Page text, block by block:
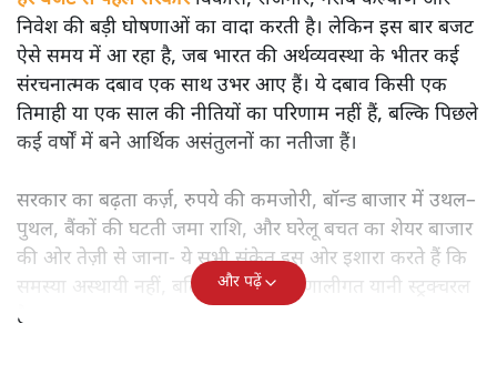
निवेश की बड़ी घोषणाओं का वादा करती है। लेकिन इस बार बजट
ऐसे समय में आ रहा है, जब भारत की अर्थव्यवस्था के भीतर कई
संरचनात्मक दबाव एक साथ उभर आए हैं। ये दबाव किसी एक
तिमाही या एक साल की नीतियों का परिणाम नहीं हैं, बल्कि पिछले
कई वर्षों में बने आर्थिक असंतुलनों का नतीजा हैं।
सरकार का बढ़ता कर्ज़, रुपये की कमजोरी, बॉन्ड बाजार में उथल–
पुथल, बैंकों की घटती जमा राशि, और घरेलू बचत का शेयर बाजार
की ओर तेज़ी से जाना- ये सभी संकेत इस ओर इशारा करते हैं कि
समस्या अस्थायी नहीं, बल्कि गहरी और प्रणालीगत यानी स्ट्रक्चरल
है।
और पढ़ें